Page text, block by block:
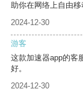
助你在网络上自由移
2024-12-30
游客
这款加速器app的客
好。
2024-12-30